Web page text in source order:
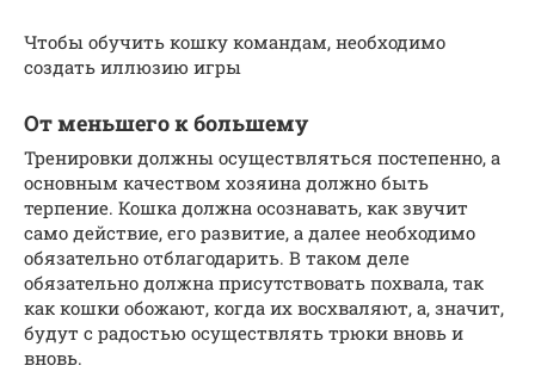
Чтобы обучить кошку командам, необходимо
создать иллюзию игры
От меньшего к большему
Тренировки должны осуществляться постепенно, а
основным качеством хозяина должно быть
терпение. Кошка должна осознавать, как звучит
само действие, его развитие, а далее необходимо
обязательно отблагодарить. В таком деле
обязательно должна присутствовать похвала, так
как кошки обожают, когда их восхваляют, а, значит,
будут с радостью осуществлять трюки вновь и
вновь.